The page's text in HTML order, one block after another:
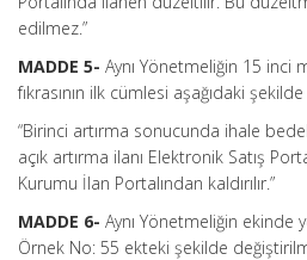
edilmez.”
MADDE 5- Aynı Yönetmeliğin 15
fıkrasının ilk cümlesi aşağıdaki
“Birinci artırma sonucunda ihale
açık artırma ilanı Elektronik Satış
Kurumu İlan Portalından kaldırılır.”
MADDE 6- Aynı Yönetmeliğin ekinde
Örnek No: 55 ekteki şekilde